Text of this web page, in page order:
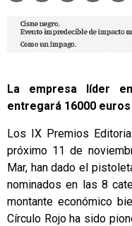
La empresa líder
entregará 16000
Los IX Premios
próximo 11 de
Mar, han dado el
nominados en las 8
montante económico
Círculo Rojoha sido